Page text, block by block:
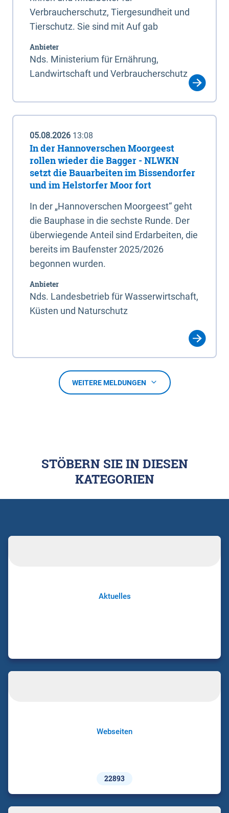
Verbraucherschutz, Tiergesundheit und
Tierschutz. Sie sind mit Auf gab
Anbieter
Nds. Ministerium für Ernährung,
Landwirtschaft und Verbraucherschutz
05.08.2026 13:08
In der Hannoverschen Moorgeest
rollen wieder die Bagger - NLWKN
setzt die Bauarbeiten im Bissendorfer
und im Helstorfer Moor fort
In der „Hannoverschen Moorgeest“ geht
die Bauphase in die sechste Runde. Der
überwiegende Anteil sind Erdarbeiten, die
bereits im Baufenster 2025/2026
begonnen wurden.
Anbieter
Nds. Landesbetrieb für Wasserwirtschaft,
Küsten und Naturschutz
WEITERE MELDUNGEN
STÖBERN SIE IN DIESEN
KATEGORIEN
Aktuelles
Webseiten
22893